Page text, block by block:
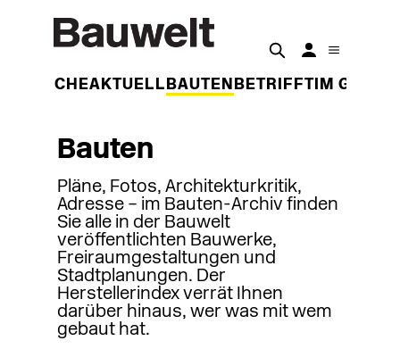
WOCHEAKTUELL BAUTEN BETRIFFT IM
Bauten
Pläne, Fotos, Architekturkritik,
Adresse – im Bauten-Archiv finden
Sie alle in der Bauwelt
veröffentlichten Bauwerke,
Freiraumgestaltungen und
Stadtplanungen. Der
Herstellerindex verrät Ihnen
darüber hinaus, wer was mit wem
gebaut hat.